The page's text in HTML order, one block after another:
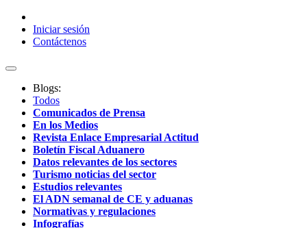
Iniciar sesión
Contáctenos
Blogs:
Todos
Comunicados de Prensa
En los Medios
Revista Enlace Empresarial Actitud
Boletín Fiscal Aduanero
Datos relevantes de los sectores
Turismo noticias del sector
Estudios relevantes
El ADN semanal de CE y aduanas
Normativas y regulaciones
Infografías